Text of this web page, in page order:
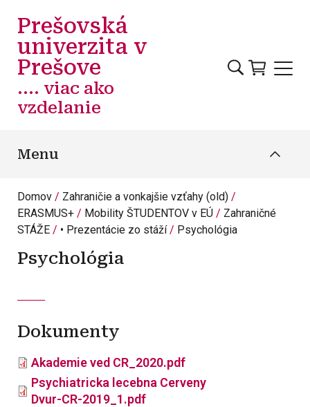
Prešovská
univerzita v
Prešove
.... viac ako
vzdelanie
Menu
Domov
Zahraničie a vonkajšie vzťahy (old)
ERASMUS+
Mobility ŠTUDENTOV v EÚ
Zahraničné
STÁŽE
• Prezentácie zo stáží Psychológia
Psychológia
Dokumenty
Akademie ved CR_2020.pdf
Psychiatricka lecebna Cerveny
Dvur-CR-2019_1.pdf